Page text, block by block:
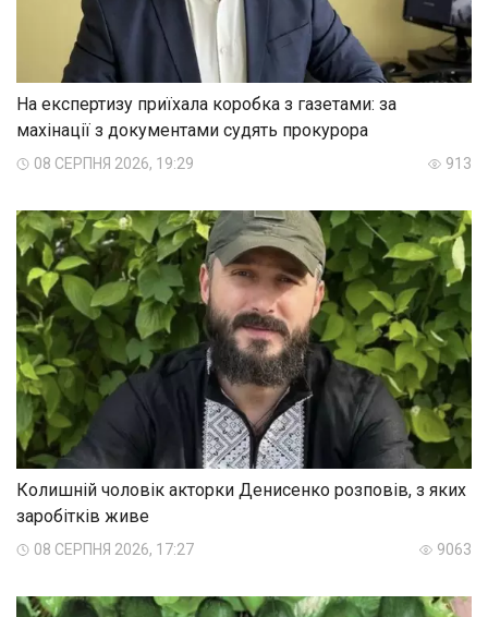
На експертизу приїхала коробка з газетами: за
махінації з документами судять прокурора
08 СЕРПНЯ 2026, 19:29 913
Колишній чоловік акторки Денисенко розповів, з яких
заробітків живе
08 СЕРПНЯ 2026, 17:27 9063